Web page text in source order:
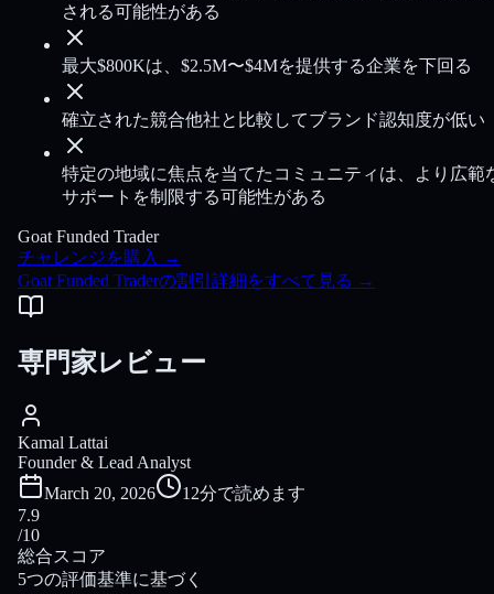
される可能性がある
最大$800Kは、$2.5M〜$4Mを提供する企業を下回る
確立された競合他社と比較してブランド認知度が低い
特定の地域に焦点を当てたコミュニティは、より広範
サポートを制限する可能性がある
Goat Funded Trader
チャレンジを購入 →
Goat Funded Traderの割引詳細をすべて見る →
専門家レビュー
Kamal Lattai
Founder & Lead Analyst
March 20, 2026
12分で読めます
7.9
/10
総合スコア
5つの評価基準に基づく